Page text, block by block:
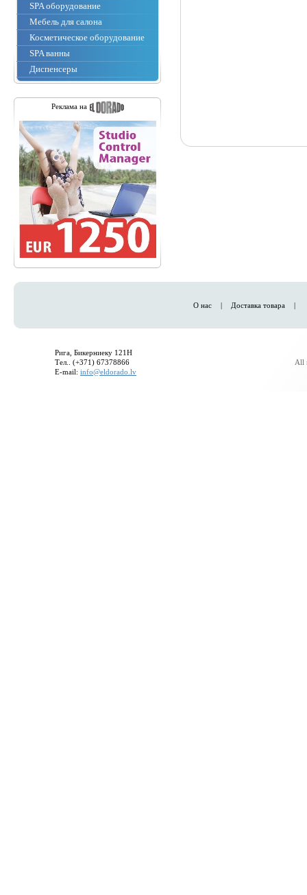
SPA оборудование
Мебель для салона
Косметическое оборудование
SPA ванны
Диспенсеры
Реклама на
О нас | Доставка товара |
Рига, Бикерниеку 121H
Тел.. (+371) 67378866
E-mail: info@eldorado.lv
All